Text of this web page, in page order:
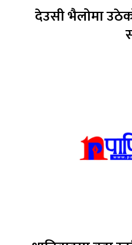
देउसी भैलोमा